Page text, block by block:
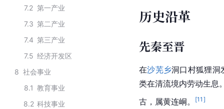
7.2 第一产业
7.3 第二产业
7.4 第三产业
7.5 经济开发区
8 社会事业
8.1 教育事业
8.2 科技事业
历史沿革
先秦至晋
在沙芜乡洞口村狐狸洞
类在清流境内劳动生息
古，属黄连峒。 [11 ]